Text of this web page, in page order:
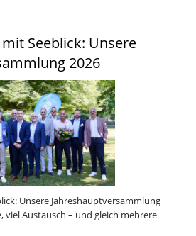
Seeblick: Unsere
2026
Unsere Jahreshauptversammlung
viel Austausch – und gleich mehrere